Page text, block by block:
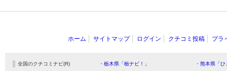
ホーム サイトマップ ログイン クチコミ投稿 プラ
全国のクチコミナビ(R) ・栃木県「栃ナビ！」
・熊本県「